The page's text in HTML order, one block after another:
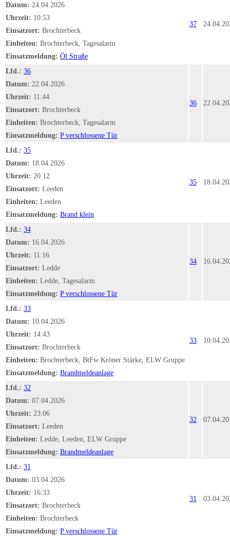
Datum: 24.04.2026
Uhrzeit: 10:53
Einsatzort: Brochterbeck
Einheiten: Brochterbeck, Tagesalarm
Einsatzmeldung: Öl Straße
37
Lfd.: 36
Datum: 22.04.2026
Uhrzeit: 11:44
Einsatzort: Brochterbeck
Einheiten: Brochterbeck, Tagesalarm
Einsatzmeldung: P verschlossene Tür
36
Lfd.: 35
Datum: 18.04.2026
Uhrzeit: 20:12
Einsatzort: Leeden
Einheiten: Leeden
Einsatzmeldung: Brand klein
35
Lfd.: 34
Datum: 16.04.2026
Uhrzeit: 11:16
Einsatzort: Ledde
Einheiten: Ledde, Tagesalarm
Einsatzmeldung: P verschlossene Tür
34
Lfd.: 33
Datum: 10.04.2026
Uhrzeit: 14:43
Einsatzort: Brochterbeck
Einheiten: Brochterbeck, BtFw Kröner Stärke, ELW Gruppe
Einsatzmeldung: Brandmeldeanlage
33
Lfd.: 32
Datum: 07.04.2026
Uhrzeit: 23:06
Einsatzort: Leeden
Einheiten: Ledde, Leeden, ELW Gruppe
Einsatzmeldung: Brandmeldeanlage
32
Lfd.: 31
Datum: 03.04.2026
Uhrzeit: 16:33
Einsatzort: Brochterbeck
Einheiten: Brochterbeck
Einsatzmeldung: P verschlossene Tür
31